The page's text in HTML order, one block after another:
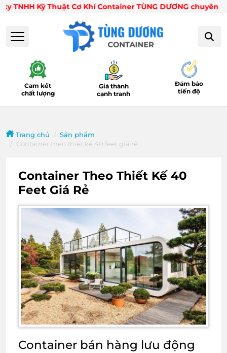
TNHH Kỹ Thuật Cơ Khí Container TÙNG DƯƠNG chuyên
Cam kết
chất lượng
Giá thành
cạnh tranh
Đảm bảo
tiến độ
Trang chủ
Sản phẩm
Container theo thiết kế 40 feet giá rẻ
Container Theo Thiết Kế 40
Feet Giá Rẻ
Container bán hàng lưu động